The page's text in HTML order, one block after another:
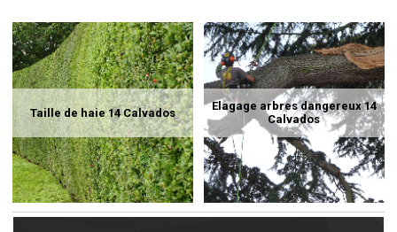
Taille de haie 14 Calvados
Elagage arbres dangereux 14
Calvados